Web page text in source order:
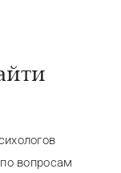
вопросам